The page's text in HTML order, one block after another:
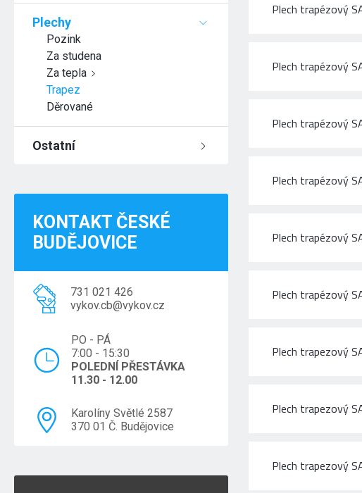
Plechy
Pozink
Za studena
Za tepla
Trapez
Děrované
Ostatní
KONTAKT ČESKÉ
BUDĚJOVICE
731 021 426
vykov.cb@vykov.cz
PO - PÁ
7:00 - 15:30
POLEDNÍ PŘESTÁVKA
11.30 - 12.00
Karolíny Světlé 2587
370 01 Č. Budějovice
Plech trapézový
Plech trapézový
Plech trapézový
Plech trapézový
Plech trapézový
Plech trapézový
Plech trapezový
Plech trapezový
Plech trapezový